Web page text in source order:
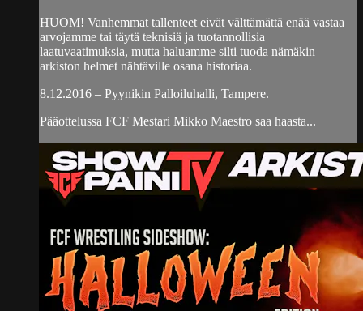
HUOM! Vanhemmat tallenteet eivät välttämättä enää vastaa
arvojamme tai täytä teknisiä ja tuotannollisia
laatuvaatimuksia, mutta haluamme silti tuoda nämäkin
arkiston helmet nähtäville osana historiaa.
8.12.2016 – Pyynikin Palloiluhalli, Tampere.
Pääottelussa FCF Mestari Mikko Maestro saa haasta...